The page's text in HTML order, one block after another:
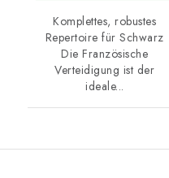
Komplettes, robustes
Repertoire für Schwarz
Die Französische
Verteidigung ist der
ideale...